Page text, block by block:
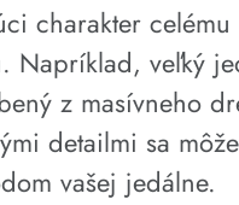
charakter celému
Napríklad, veľký
z masívneho
detailmi sa
vašej jedálne.